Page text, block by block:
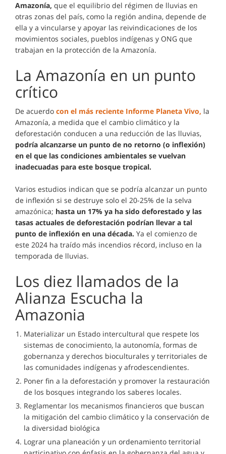
Amazonía, que el equilibrio del régimen de lluvias en
otras zonas del país, como la región andina, depende de
ella y a vincularse y apoyar las reivindicaciones de los
movimientos sociales, pueblos indígenas y ONG que
trabajan en la protección de la Amazonía.
La Amazonía en un punto
crítico
De acuerdo con el más reciente Informe Planeta Vivo, la
Amazonía, a medida que el cambio climático y la
deforestación conducen a una reducción de las lluvias,
podría alcanzarse un punto de no retorno (o inflexión)
en el que las condiciones ambientales se vuelvan
inadecuadas para este bosque tropical.
Varios estudios indican que se podría alcanzar un punto
de inflexión si se destruye solo el 20-25% de la selva
amazónica; hasta un 17% ya ha sido deforestado y las
tasas actuales de deforestación podrían llevar a tal
punto de inflexión en una década. Ya el comienzo de
este 2024 ha traído más incendios récord, incluso en la
temporada de lluvias.
Los diez llamados de la
Alianza Escucha la
Amazonia
Materializar un Estado intercultural que respete los
sistemas de conocimiento, la autonomía, formas de
gobernanza y derechos bioculturales y territoriales de
las comunidades indígenas y afrodescendientes.
Poner fin a la deforestación y promover la restauración
de los bosques integrando los saberes locales.
Reglamentar los mecanismos financieros que buscan
la mitigación del cambio climático y la conservación de
la diversidad biológica
Lograr una planeación y un ordenamiento territorial